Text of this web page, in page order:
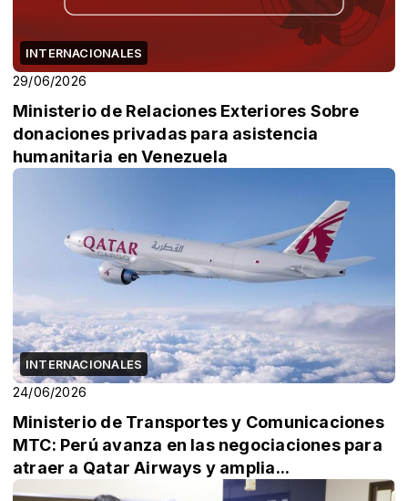
INTERNACIONALES
29/06/2026
Ministerio de Relaciones Exteriores Sobre
donaciones privadas para asistencia
humanitaria en Venezuela
INTERNACIONALES
24/06/2026
Ministerio de Transportes y Comunicaciones
MTC: Perú avanza en las negociaciones para
atraer a Qatar Airways y amplia...